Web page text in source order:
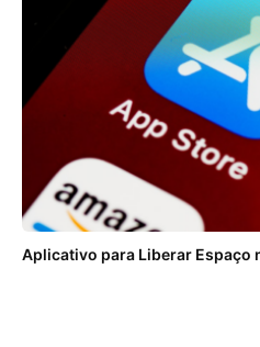
Aplicativo para Liberar Espaço